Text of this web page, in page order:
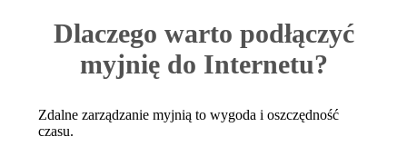
Dlaczego warto podłączyć
myjnię do Internetu?
Zdalne zarządzanie myjnią to wygoda i oszczędność
czasu.